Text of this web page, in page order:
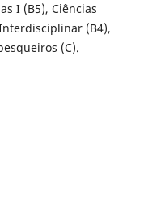
I (B5), Ciências
(B4),
(C).